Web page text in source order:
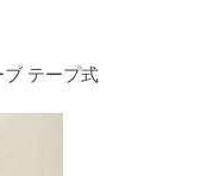
テープ式